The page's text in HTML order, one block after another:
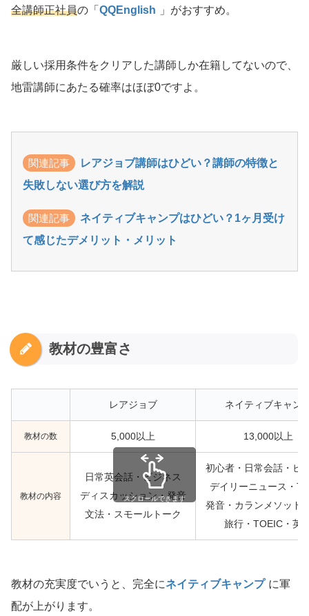
全講師正社員の「 QQEnglish 」がおすすめ。
厳しい採用条件をクリアした講師しか在籍してないので、
地雷講師にあたる確率はほぼ0ですよ。
関連記事
レアジョブ講師はひどい？講師の特徴と
失敗しない選び方を解説
関連記事
ネイティブキャンプはひどい？1ヶ月受け
て感じたデメリット・メリット
教材の豊富さ
レアジョブ ネイティブキャン
教材の数 5,000以上 13,000以上
教材の内容
日常英会話・ビジネス
ディスカッション・発音
文法・スモールトーク
初心者・日常会話・ビ
デイリーニュース・
発音・カランメソッド
旅行・TOEIC・英
スクロールできます
教材の充実度でいうと、完全にネイティブキャンプ に軍
配が上がります。